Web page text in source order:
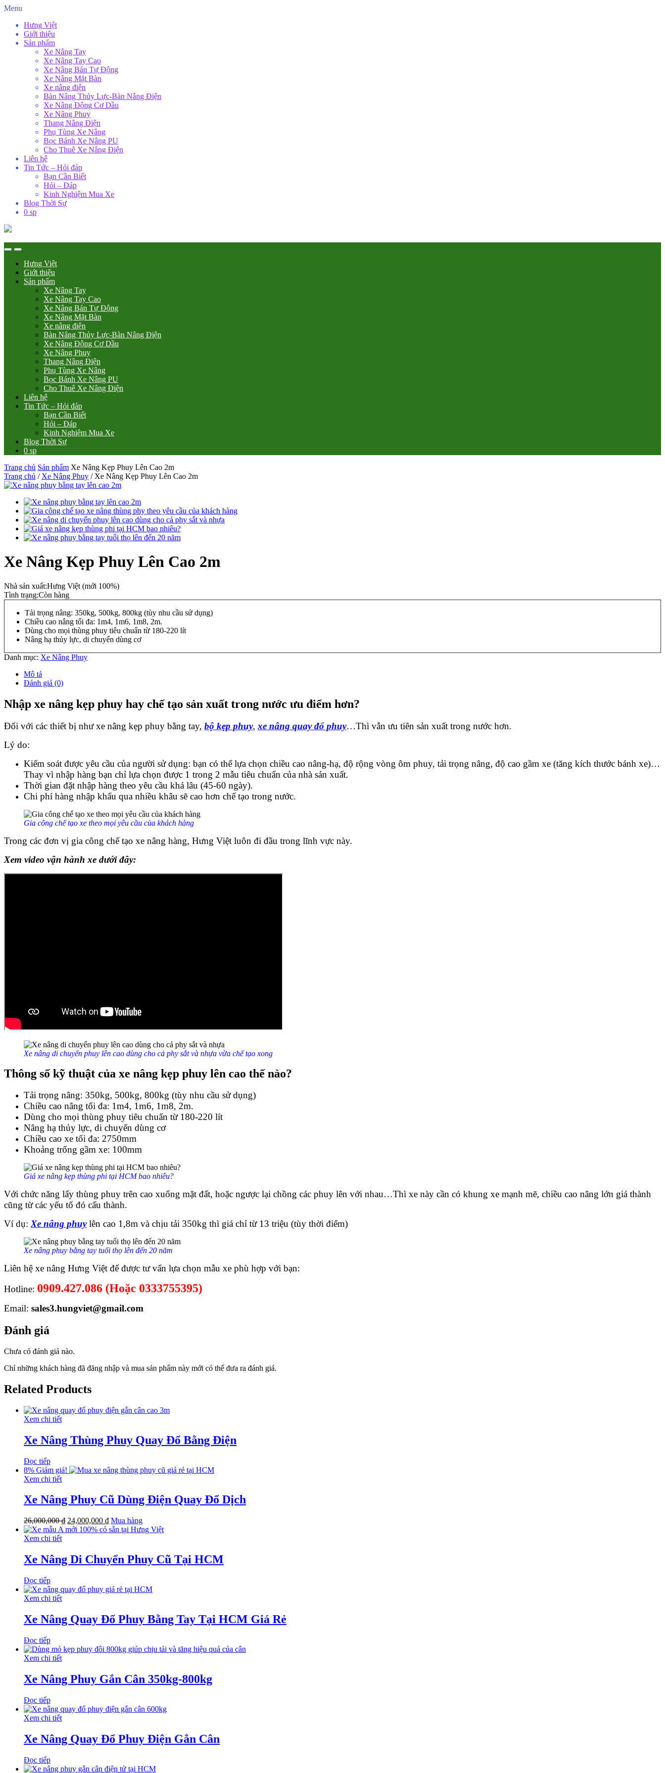
Menu
Hưng Việt
Giới thiệu
Sản phẩm
Xe Nâng Tay
Xe Nâng Tay Cao
Xe Nâng Bán Tự Động
Xe Nâng Mặt Bàn
Xe nâng điện
Bàn Nâng Thủy Lực-Bàn Nâng Điện
Xe Nâng Động Cơ Dầu
Xe Nâng Phuy
Thang Nâng Điện
Phụ Tùng Xe Nâng
Bọc Bánh Xe Nâng PU
Cho Thuê Xe Nâng Điện
Liên hệ
Tin Tức – Hỏi đáp
Bạn Cần Biết
Hỏi – Đáp
Kinh Nghiệm Mua Xe
Blog Thời Sự
0 sp
Hưng Việt
Giới thiệu
Sản phẩm
Xe Nâng Tay
Xe Nâng Tay Cao
Xe Nâng Bán Tự Động
Xe Nâng Mặt Bàn
Xe nâng điện
Bàn Nâng Thủy Lực-Bàn Nâng Điện
Xe Nâng Động Cơ Dầu
Xe Nâng Phuy
Thang Nâng Điện
Phụ Tùng Xe Nâng
Bọc Bánh Xe Nâng PU
Cho Thuê Xe Nâng Điện
Liên hệ
Tin Tức – Hỏi đáp
Bạn Cần Biết
Hỏi – Đáp
Kinh Nghiệm Mua Xe
Blog Thời Sự
0 sp
Trang chủ Sản phẩm Xe Nâng Kẹp Phuy Lên Cao 2m
Trang chủ / Xe Nâng Phuy / Xe Nâng Kẹp Phuy Lên Cao 2m
Xe Nâng Kẹp Phuy Lên Cao 2m
Nhà sản xuất:Hưng Việt (mới 100%)
Tình trạng:Còn hàng
Tải trọng nâng: 350kg, 500kg, 800kg (tùy nhu cầu sử dụng)
Chiều cao nâng tối đa: 1m4, 1m6, 1m8, 2m.
Dùng cho mọi thùng phuy tiêu chuẩn từ 180-220 lít
Nâng hạ thủy lực, di chuyển dùng cơ
Danh mục: Xe Nâng Phuy
Mô tả
Đánh giá (0)
Nhập xe nâng kẹp phuy hay chế tạo sản xuất trong nước ưu điểm hơn?
Đối với các thiết bị như xe nâng kẹp phuy bằng tay, bộ kẹp phuy, xe nâng quay đổ phuy…Thì vẫn ưu tiên sản xuất trong nước hơn.
Lý do:
Kiểm soát được yêu cầu của người sử dụng: bạn có thể lựa chọn chiều cao nâng-hạ, độ rộng vòng ôm phuy, tải trọng nâng, độ cao gầm xe (tăng kích thước bánh xe)…
Thay vì nhập hàng bạn chỉ lựa chọn được 1 trong 2 mẫu tiêu chuẩn của nhà sản xuất.
Thời gian đặt nhập hàng theo yêu cầu khá lâu (45-60 ngày).
Chi phí hàng nhập khẩu qua nhiều khâu sẽ cao hơn chế tạo trong nước.
Gia công chế tạo xe theo mọi yêu cầu của khách hàng
Trong các đơn vị gia công chế tạo xe nâng hàng, Hưng Việt luôn đi đầu trong lĩnh vực này.
Xem video vận hành xe dưới đây:
Xe nâng di chuyển phuy lên cao dùng cho cả phy sắt và nhựa vừa chế tạo xong
Thông số kỹ thuật của xe nâng kẹp phuy lên cao thế nào?
Tải trọng nâng: 350kg, 500kg, 800kg (tùy nhu cầu sử dụng)
Chiều cao nâng tối đa: 1m4, 1m6, 1m8, 2m.
Dùng cho mọi thùng phuy tiêu chuẩn từ 180-220 lít
Nâng hạ thủy lực, di chuyển dùng cơ
Chiều cao xe tối đa: 2750mm
Khoảng trống gầm xe: 100mm
Giá xe nâng kẹp thùng phi tại HCM bao nhiêu?
Với chức năng lấy thùng phuy trên cao xuống mặt đất, hoặc ngược lại chồng các phuy lên với nhau…Thì xe này cần có khung xe mạnh mẽ, chiều cao nâng lớn giá thành
cũng từ các yếu tố đó cấu thành.
Ví dụ: Xe nâng phuylên cao 1,8m và chịu tải 350kg thì giá chỉ từ 13 triệu (tùy thời điểm)
Xe nâng phuy bằng tay tuổi thọ lên đến 20 năm
Liên hệ xe nâng Hưng Việt để được tư vấn lựa chọn mẫu xe phù hợp với bạn:
Hotline: 0909.427.086 (Hoặc 0333755395)
Email: sales3.hungviet@gmail.com
Đánh giá
Chưa có đánh giá nào.
Chỉ những khách hàng đã đăng nhập và mua sản phẩm này mới có thể đưa ra đánh giá.
Related Products
Xem chi tiết
Xe Nâng Thùng Phuy Quay Đổ Bằng Điện
Đọc tiếp
8% Giảm giá!
Xem chi tiết
Xe Nâng Phuy Cũ Dùng Điện Quay Đổ Dịch
26,000,000₫ 24,000,000 ₫ Mua hàng
Xem chi tiết
Xe Nâng Di Chuyển Phuy Cũ Tại HCM
Đọc tiếp
Xem chi tiết
Xe Nâng Quay Đổ Phuy Bằng Tay Tại HCM Giá Rẻ
Đọc tiếp
Xem chi tiết
Xe Nâng Phuy Gắn Cân 350kg-800kg
Đọc tiếp
Xem chi tiết
Xe Nâng Quay Đổ Phuy Điện Gắn Cân
Đọc tiếp